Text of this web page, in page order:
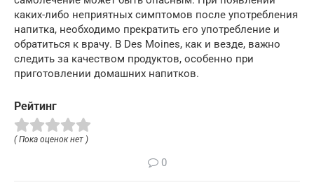
каких-либо неприятных симптомов после употребления
напитка, необходимо прекратить его употребление и
обратиться к врачу. В Des Moines, как и везде, важно
следить за качеством продуктов, особенно при
приготовлении домашних напитков.
Рейтинг
( Пока оценок нет )
0